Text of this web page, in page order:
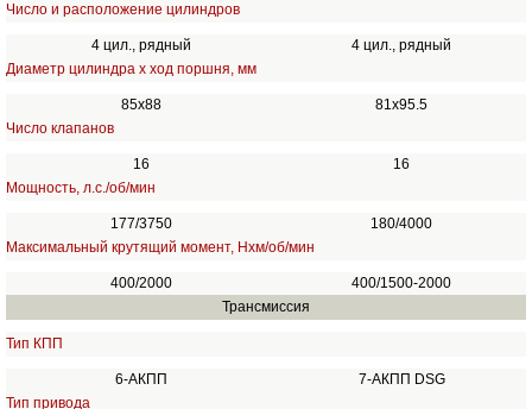
Число и расположение цилиндров
4 цил., рядный
4 цил., рядный
Диаметр цилиндра х ход поршня, мм
85х88
81x95.5
Число клапанов
16
16
Мощность, л.с./об/мин
177/3750
180/4000
Максимальный крутящий момент, Нхм/об/мин
400/2000
400/1500-2000
Трансмиссия
Тип КПП
6-АКПП
7-АКПП DSG
Тип привода